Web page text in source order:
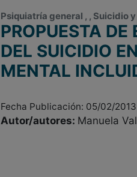
Psiquiatría general , , Suicidio
PROPUESTA
DEL SUICIDIO
MENTAL
Fecha Publicación: 05/02/2013
Autor/autores: Manuela